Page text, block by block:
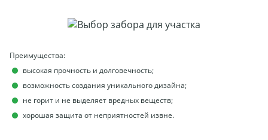
Преимущества:
высокая прочность и долговечность;
возможность создания уникального дизайна;
не горит и не выделяет вредных веществ;
хорошая защита от неприятностей извне.